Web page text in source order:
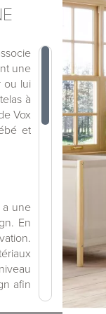
une
ou lui
à
Vox
et
a une
En
afin